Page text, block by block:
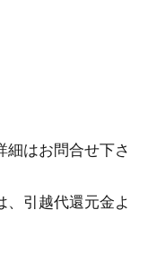
はお問合せ下さ
引越代還元金よ